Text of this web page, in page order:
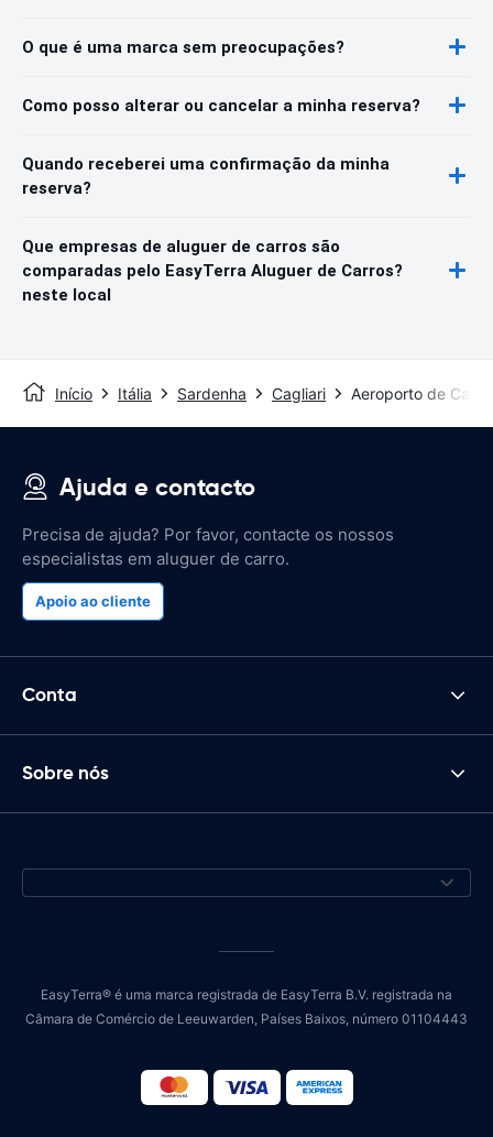
O que é uma marca sem preocupações?
Como posso alterar ou cancelar a minha reserva?
Quando receberei uma confirmação da minha
reserva?
Que empresas de aluguer de carros são
comparadas pelo EasyTerra Aluguer de Carros?
neste local
Início Itália Sardenha Cagliari Aeroporto de
Ajuda e contacto
Precisa de ajuda? Por favor, contacte os nossos
especialistas em aluguer de carro.
Apoio ao cliente
Conta
Sobre nós
EasyTerra® é uma marca registrada de EasyTerra B.V. registrada na
Câmara de Comércio de Leeuwarden, Países Baixos, número 01104443